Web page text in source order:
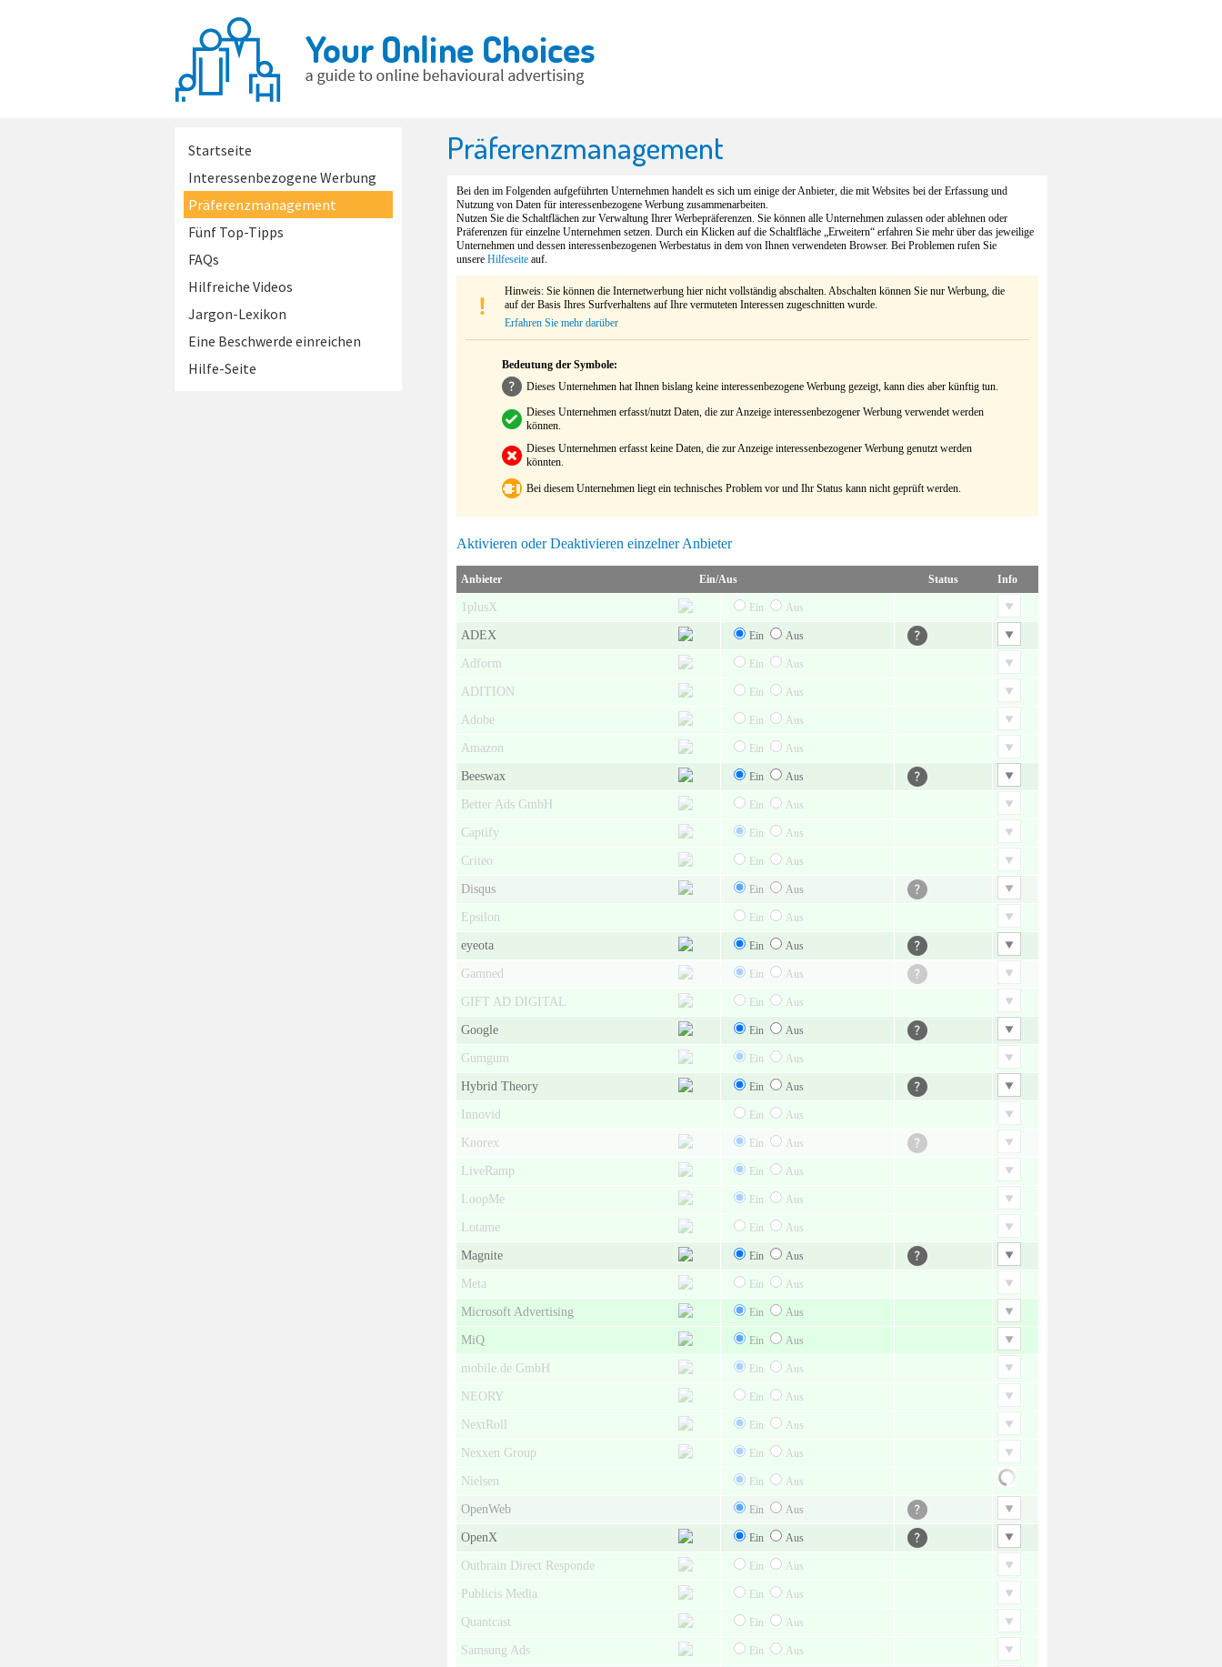
Startseite
Interessenbezogene Werbung
Präferenzmanagement
Fünf Top-Tipps
FAQs
Hilfreiche Videos
Jargon-Lexikon
Eine Beschwerde einreichen
Hilfe-Seite
Präferenzmanagement
Bei den im Folgenden aufgeführten Unternehmen handelt es sich um einige der Anbieter, die mit Websites bei der Erfassung und
Nutzung von Daten für interessenbezogene Werbung zusammenarbeiten.
Nutzen Sie die Schaltflächen zur Verwaltung Ihrer Werbepräferenzen. Sie können alle Unternehmen zulassen oder ablehnen oder
Präferenzen für einzelne Unternehmen setzen. Durch ein Klicken auf die Schaltfläche „Erweitern“ erfahren Sie mehr über das jeweilige
Unternehmen und dessen interessenbezogenen Werbestatus in dem von Ihnen verwendeten Browser. Bei Problemen rufen Sie
unsere Hilfeseite auf.
Hinweis: Sie können die Internetwerbung hier nicht vollständig abschalten. Abschalten können Sie nur Werbung, die
auf der Basis Ihres Surfverhaltens auf Ihre vermuteten Interessen zugeschnitten wurde.
Erfahren Sie mehr darüber
Bedeutung der Symbole:
Dieses Unternehmen hat Ihnen bislang keine interessenbezogene Werbung gezeigt, kann dies aber künftig tun.
Dieses Unternehmen erfasst/nutzt Daten, die zur Anzeige interessenbezogener Werbung verwendet werden
können.
Dieses Unternehmen erfasst keine Daten, die zur Anzeige interessenbezogener Werbung genutzt werden
könnten.
Bei diesem Unternehmen liegt ein technisches Problem vor und Ihr Status kann nicht geprüft werden.